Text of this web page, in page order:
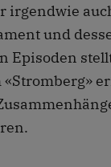
irgendwie
und
Episoden
«Stromberg»